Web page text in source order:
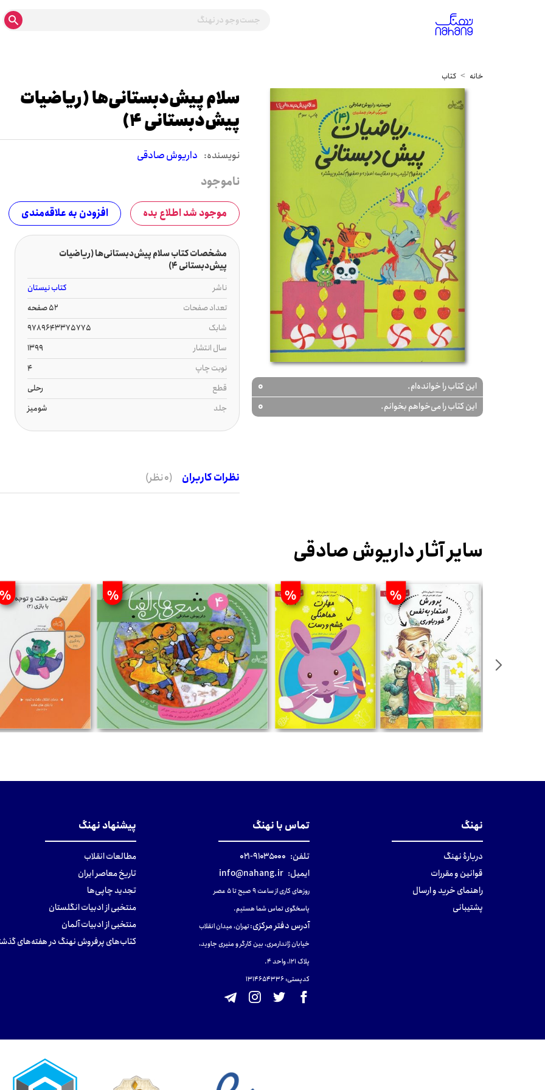
خانه کتاب
این کتاب را خوانده‌ام. 0
این کتاب را می‌خواهم بخوانم. 0
سلام پیش‌دبستانی‌ها (ریاضیات
پیش‌دبستانی 4)
نويسنده: داریوش صادقی
ناموجود
موجود شد اطلاع بده افزودن به علاقه‌مندی
مشخصات کتاب سلام پیش‌دبستانی‌ها (ریاضیات
پیش‌دبستانی 4)
ناشر
کتاب نیستان
تعداد صفحات
52 صفحه
شابک
9789643375775
سال انتشار
1399
نوبت چاپ
4
قطع
رحلی
جلد
شومیز
نظرات کاربران (0 نظر)
سایر آثار داریوش صادقی
%
%
%
%
نهنگ
دربارهٔ نهنگ
قوانین و مقررات
راهنمای خرید و ارسال
پشتیبانی
تماس با نهنگ
تلفن: ۹۱۰۳۵۰۰۰-۰۲۱
ایمیل: info@nahang.ir
روزهای کاری از ساعت ۹ صبح تا ۵ عصر
پاسخگوی تماس شما هستیم.
آدرس دفتر مرکزی:تهران، میدان انقلاب
خیابان ژاندارمری، بین کارگر و منیری جاوید،
پلاک 121، واحد ۴.
کدپستی: 131465433۶
پیشنهاد نهنگ
مطالعات انقلاب
تاریخ معاصر ایران
تجدید چاپی‌ها
منتخبی از ادبیات انگلستان
منتخبی از ادبیات آلمان
کتاب‌های پرفروش نهنگ در هفته‌های